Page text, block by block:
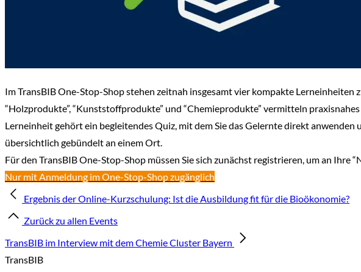
Im TransBIB One-Stop-Shop stehen zeitnah insgesamt vier kompakte
“Holzprodukte”, “Kunststoffprodukte” und “Chemieprodukte” vermitteln
Lerneinheit gehört ein begleitendes Quiz, mit dem Sie das Gelernte direkt
übersichtlich gebündelt an einem Ort.
Für den TransBIB One-Stop-Shop müssen Sie sich zunächst registrieren, um an Ihre
Nur mit Anmeldung im One-Stop-Shop zugänglich
Ergebnis der Online-Kurzschulung: Ist die Ausbildung fit für die Bioökonomie?
Zurück zu allen Events
TransBIB im Interview mit dem Chemie Cluster Bayern
TransBIB